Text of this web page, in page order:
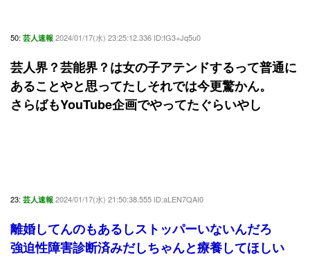
50: 芸人速報 2024/01/17(水) 23:25:12.336 ID:fG3+Jq5u0
芸人界？芸能界？は女の子アテンドするって普通に
あることやと思ってたしそれでは今更驚かん。
さらばもYouTube企画でやってたぐらいやし
23: 芸人速報 2024/01/17(水) 21:50:38.555 ID:aLEN7QAI0
離婚してんのもあるしストッパーいないんだろ
強迫性障害診断済みだしちゃんと療養してほしい